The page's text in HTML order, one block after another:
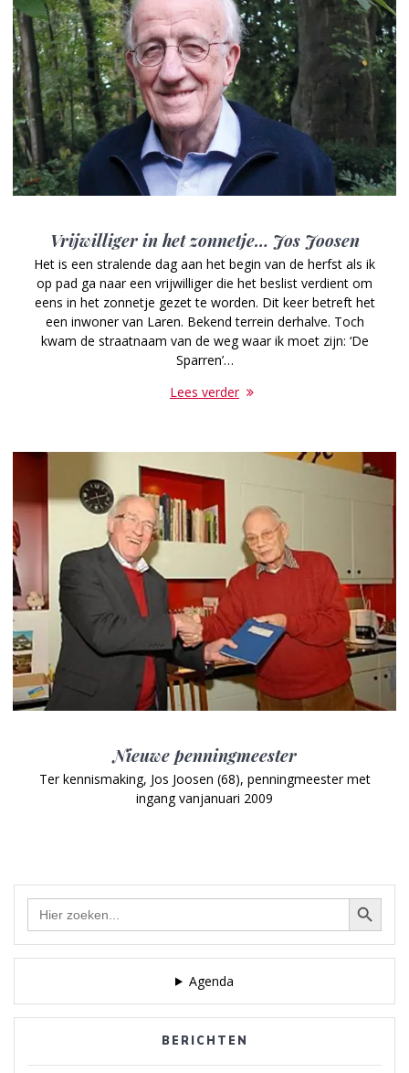
Vrijwilliger in het zonnetje… Jos Joosen
Het is een stralende dag aan het begin van de herfst als ik
op pad ga naar een vrijwilliger die het beslist verdient om
eens in het zonnetje gezet te worden. Dit keer betreft het
een inwoner van Laren. Bekend terrein derhalve. Toch
kwam de straatnaam van de weg waar ik moet zijn: ‘De
Sparren’…
Lees verder
Nieuwe penningmeester
Ter kennismaking, Jos Joosen (68), penningmeester met
ingang vanjanuari 2009
Zoek Zoekknop
Agenda
BERICHTEN